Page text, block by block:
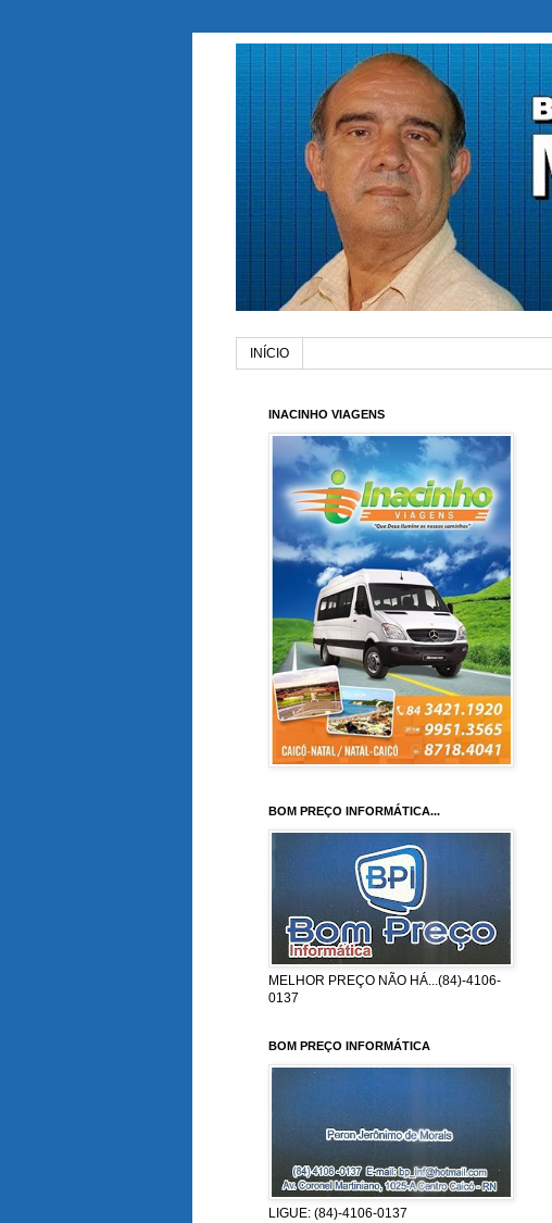
INÍCIO
INACINHO VIAGENS
BOM PREÇO INFORMÁTICA...
MELHOR PREÇO NÃO HÁ...(84)-4106-
0137
BOM PREÇO INFORMÁTICA
LIGUE: (84)-4106-0137